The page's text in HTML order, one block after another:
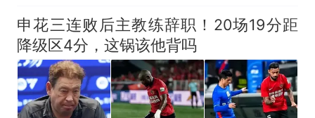
申花三连败后主教练辞职！20场19分距
降级区4分，这锅该他背吗